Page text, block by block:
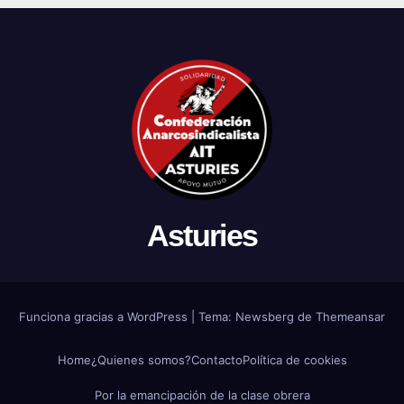
Asturies
Funciona gracias a WordPress Tema: Newsberg de Themeansar
Home¿Quienes somos?ContactoPolítica de cookies
Por la emancipación de la clase obrera